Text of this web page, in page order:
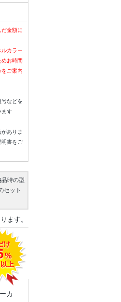
金額に
カラー
お時間
ご案内
などを
ます
ありま
明書をご
時の型
セット
ます。
け
%
上
カ